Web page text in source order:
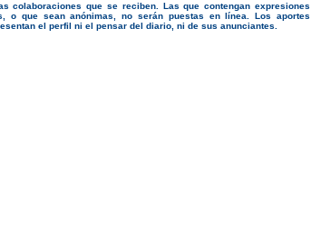
colaboraciones que se reciben. Las que contengan expresiones
o que sean anónimas, no serán puestas en línea. Los aportes
el perfil ni el pensar del diario, ni de sus anunciantes.